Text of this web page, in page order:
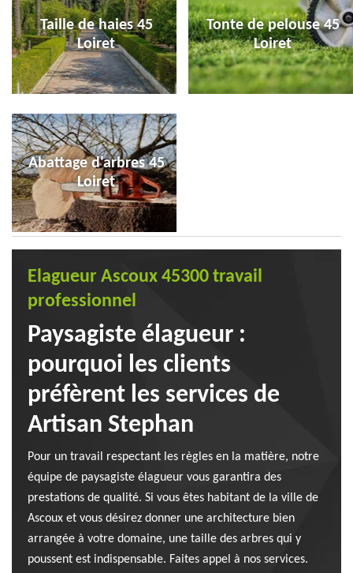
Taille de haies 45
Loiret
Tonte de pelouse 45
Loiret
Abattage d'arbres 45
Loiret
Elagueur Ascoux 45300 travail
professionnel
Paysagiste élagueur :
pourquoi les clients
préfèrent les services de
Artisan Stephan
Pour un travail respectant les règles en la matière, notre
équipe de paysagiste élagueur vous garantira des
prestations de qualité. Si vous êtes habitant de la ville de
Ascoux et vous désirez donner une architecture bien
arrangée à votre domaine, une taille des arbres qui y
poussent est indispensable. Faites appel à nos services.